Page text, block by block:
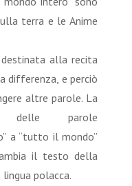
terra e le Anime
alla recita
differenza, e perciò
altre parole. La
delle parole
a “tutto il mondo”
il testo della
polacca.